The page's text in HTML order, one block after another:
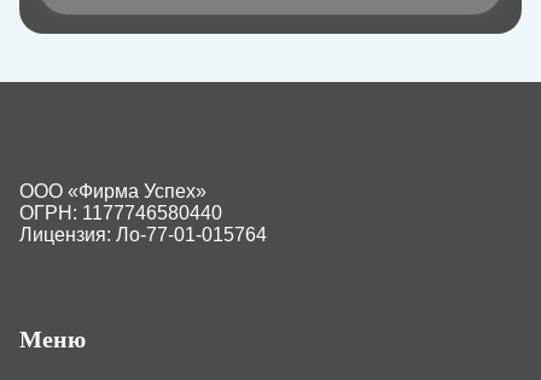
ООО «Фирма Успех»
ОГРН: 1177746580440
Лицензия: Ло-77-01-015764
Меню